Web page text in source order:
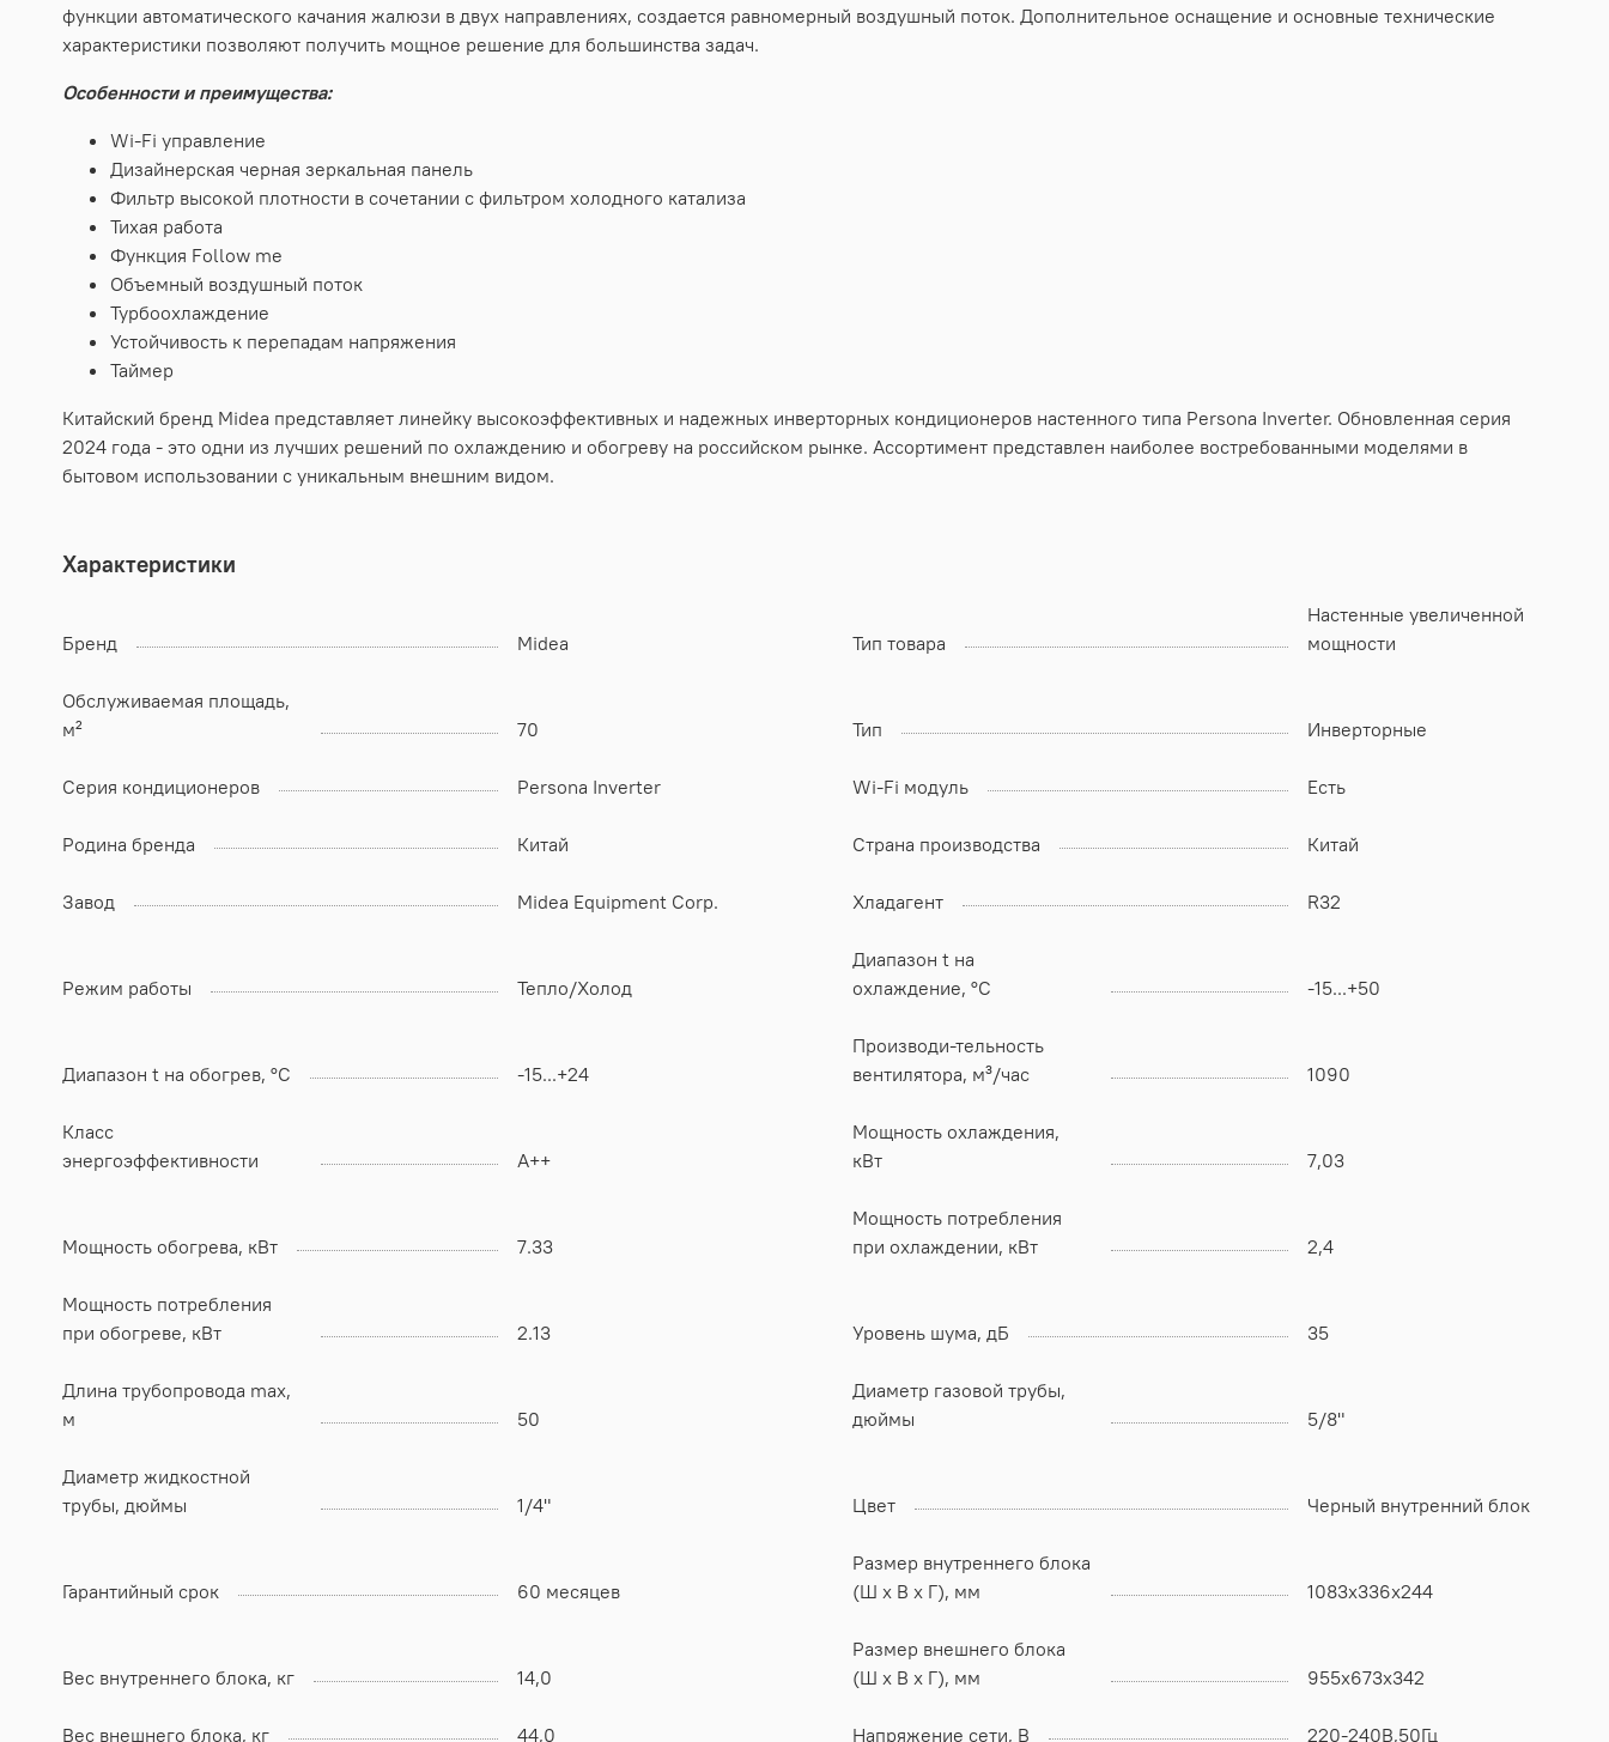
функции автоматического качания жалюзи в двух направлениях, создается равномерный воздушный поток. Дополнительное оснащение и основные технические
характеристики позволяют получить мощное решение для большинства задач.
Особенности и преимущества:
Wi-Fi управление
Дизайнерская черная зеркальная панель
Фильтр высокой плотности в сочетании с фильтром холодного катализа
Тихая работа
Функция Follow me
Объемный воздушный поток
Турбоохлаждение
Устойчивость к перепадам напряжения
Таймер
Китайский бренд Midea представляет линейку высокоэффективных и надежных инверторных кондиционеров настенного типа Persona Inverter. Обновленная серия
2024 года - это одни из лучших решений по охлаждению и обогреву на российском рынке. Ассортимент представлен наиболее востребованными моделями в
бытовом использовании с уникальным внешним видом.
Характеристики
Бренд Midea Тип товара
Настенные увеличенной
мощности
Обслуживаемая площадь,
м²
70 Тип Инверторные
Серия кондиционеров Persona Inverter Wi-Fi модуль Есть
Родина бренда Китай Страна производства Китай
Завод Midea Equipment Corp. Хладагент R32
Режим работы Тепло/Холод
Диапазон t на
охлаждение, °C
-15...+50
Диапазон t на обогрев, °C -15...+24
Производи-тельность
вентилятора, м³/час
1090
Класс
энергоэффективности
А++
Мощность охлаждения,
кВт
7,03
Мощность обогрева, кВт 7.33
Мощность потребления
при охлаждении, кВт
2,4
Мощность потребления
при обогреве, кВт
2.13 Уровень шума, дБ 35
Длина трубопровода max,
м
50
Диаметр газовой трубы,
дюймы
5/8"
Диаметр жидкостной
трубы, дюймы
1/4" Цвет Черный внутренний блок
Гарантийный срок 60 месяцев
Размер внутреннего блока
(Ш x В x Г), мм
1083х336х244
Вес внутреннего блока, кг 14,0
Размер внешнего блока
(Ш x В x Г), мм
955х673х342
Вес внешнего блока, кг 44,0 Напряжение сети, В 220-240В,50Гц